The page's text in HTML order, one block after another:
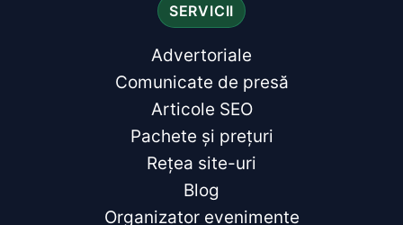
SERVICII
Advertoriale
Comunicate de presă
Articole SEO
Pachete și prețuri
Rețea site-uri
Blog
Organizator evenimente